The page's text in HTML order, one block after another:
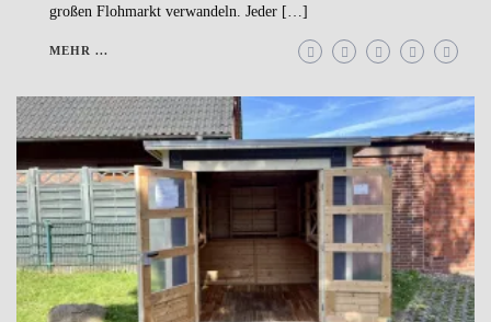
großen Flohmarkt verwandeln. Jeder […]
MEHR ...